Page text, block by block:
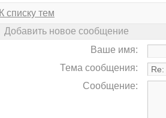
К списку тем
Добавить новое сообщение
Ваше имя:
Тема сообщения:
Сообщение: